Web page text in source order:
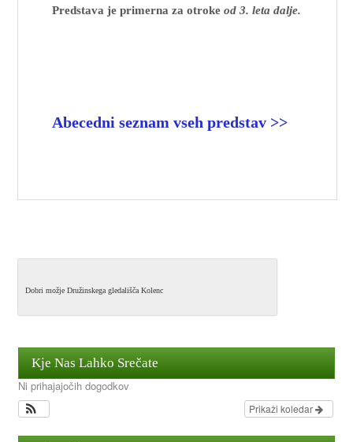
Predstava je primerna za otroke od 3. leta dalje.
Abecedni seznam vseh predstav >>
Dobri možje Družinskega gledališča Kolenc
Kje Nas Lahko Srečate
Ni prihajajočih dogodkov
Prikaži koledar